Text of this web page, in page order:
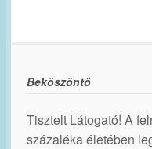
Beköszöntő
Tisztelt Látogató! A
százaléka életében